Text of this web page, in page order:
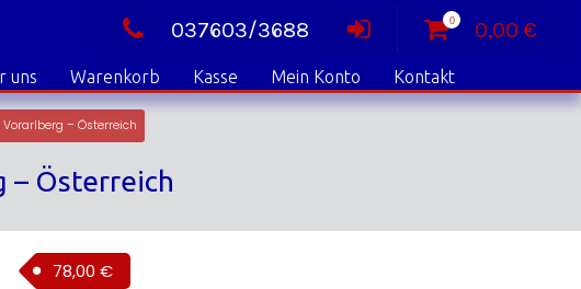
037603/3688 0 0,00 €
uns Warenkorb Kasse Mein Konto Kontakt
– Österreich
– Österreich
78,00 €